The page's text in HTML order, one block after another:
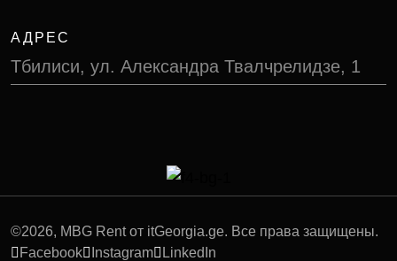
АДРЕС
Тбилиси, ул. Александра Твалчрелидзе, 1
©2026, MBG Rent от itGeorgia.ge. Все права защищены.
Facebook
Instagram LinkedIn